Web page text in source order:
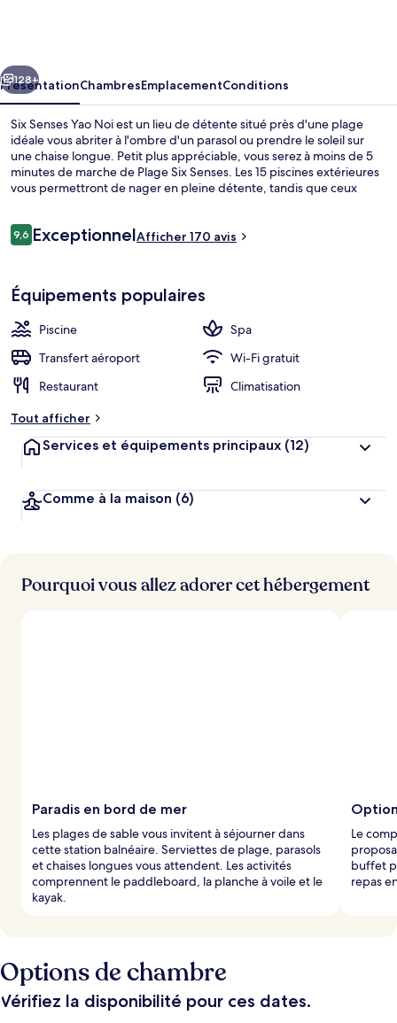
Suivant
128+
PrésentationChambresEmplacementConditions
Six Senses Yao Noi est un lieu de détente situé près d'une plage
idéale vous abriter à l'ombre d'un parasol ou prendre le soleil sur
une chaise longue. Petit plus appréciable, vous serez à moins de 5
minutes de marche de Plage Six Senses. Les 15 piscines extérieures
vous permettront de nager en pleine détente, tandis que ceux
d'aromathérapie. Les options de restauration comprennent 3
un bar en bord de piscine, une salle de fitness ouverte 24 h/24 et un
court de tennis extérieur. Les autres voyageurs sont séduits par la
Avis
voyageurs
9,69,6 sur 10
ExceptionnelAfficher 170 avis
Équipements populaires
Piscine
Spa
Transfert aéroport
Wi-Fi gratuit
Restaurant
Climatisation
Tout afficher
Services et équipements principaux (12)
Comme à la maison (6)
Pourquoi vous allez adorer cet hébergement
Paradis en bord de mer
Les plages de sable vous invitent à séjourner dans
cette station balnéaire. Serviettes de plage, parasols
et chaises longues vous attendent. Les activités
comprennent le paddleboard, la planche à voile et le
kayak.
Le
buffet
repas
Options de chambre
Vérifiez la disponibilité pour ces dates.